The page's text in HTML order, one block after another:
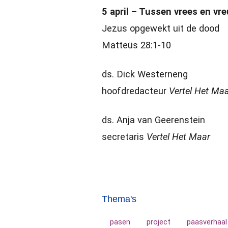
5 april – Tussen vrees en
Jezus opgewekt uit de dood
Matteüs 28:1-10
ds. Dick Westerneng
hoofdredacteur Vertel Het
ds. Anja van Geerenstein
secretaris Vertel Het Maar
Thema's
pasen project paasverhaal